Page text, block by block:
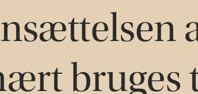
bruges